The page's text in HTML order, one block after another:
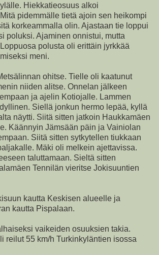
Hiekkatieosuus alkoi
pidemmälle tietä ajoin sen heikompi
korkeammalla olin. Ajastaan tie loppui
poluksi. Ajaminen onnistui, mutta
polusta oli erittäin jyrkkää
meni.
ohitse. Tielle oli kaatunut
niiden alitse. Onnelan jälkeen
ja ajelin Kotiojalle. Lammen
Siellä jonkun hermo lepää, kyllä
näytti. Siitä sitten jatkoin Haukkamäen
Käännyin Jämsään päin ja Vainiolan
Siitä sitten sytkytellen tiukkaan
Mäki oli melkein ajettavissa.
taluttamaan. Sieltä sitten
Tennilän vieritse Jokisuuntien
kautta Keskisen alueelle ja
kautta Pispalaan.
vaikeiden osuuksien takia.
reilut 55 km/h Turkinkyläntien isossa